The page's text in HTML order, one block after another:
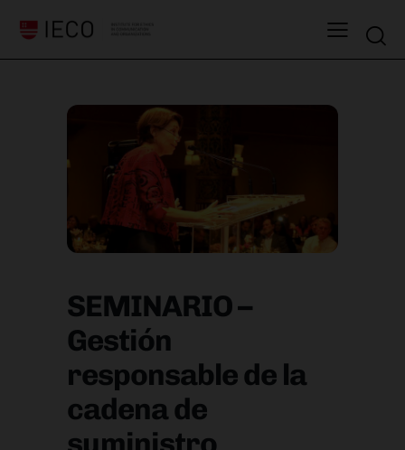
SEMINARIO –
Gestión
responsable de la
cadena de
suministro